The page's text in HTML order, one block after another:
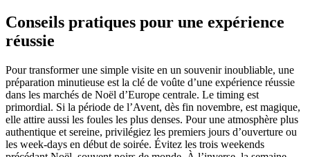
Conseils pratiques pour une expérience
réussie
Pour transformer une simple visite en un souvenir inoubliable, une
préparation minutieuse est la clé de voûte d’une expérience réussie
dans les marchés de Noël d’Europe centrale. Le timing est
primordial. Si la période de l’Avent, dès fin novembre, est magique,
elle attire aussi les foules les plus denses. Pour une atmosphère plus
authentique et sereine, privilégiez les premiers jours d’ouverture ou
les week-days en début de soirée. Évitez les trois weekends